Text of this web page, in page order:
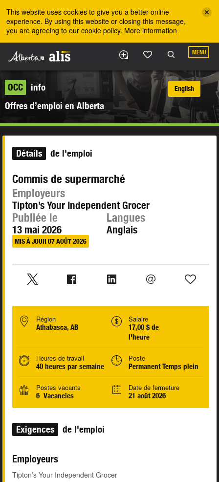
This website uses cookies to give you a better online
experience. By using this website or closing this message,
you are agreeing to our cookie policy. More information
MENU
OCC
info
Offres d’emploi en Alberta
English
Détails de l'emploi
Commis de supermarché
Employeurs
Tipton’s Your Independent Grocer
Publiée le
13 mai 2026
MIS À JOUR 07 AOÛT 2026
Langues
Anglais
Région
Athabasca, AB
Salaire
17,00 $ de
l'heure
Heures de travail
40 heures par semaine
Poste
Permanent Temps plein
Postes vacants
6 Vacancies
Date de fermeture
21 août 2026
Exigences de l'emploi
Employeurs
Tipton’s Your Independent Grocer